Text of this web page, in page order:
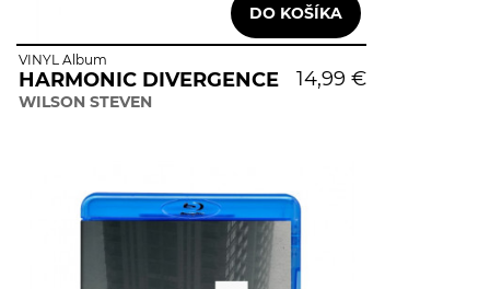
14,99 €
VINYL Album
HARMONIC DIVERGENCE
WILSON STEVEN